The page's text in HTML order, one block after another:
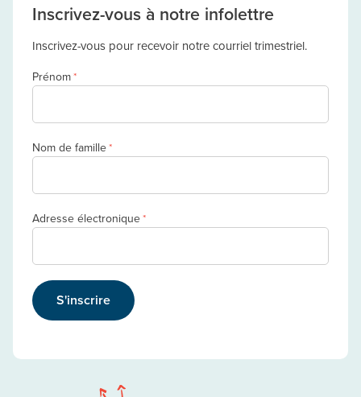
Inscrivez-vous à notre infolettre
Inscrivez-vous pour recevoir notre courriel trimestriel.
Prénom*
Nom de famille*
Adresse électronique*
S'inscrire